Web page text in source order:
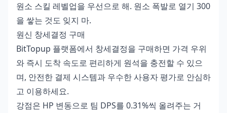
원소 스킬 레벨업을 우선으로 해. 원소 폭발로 열기 300
을 쌓는 것도 잊지 마.
원신 창세결정 구매
BitTopup 플랫폼에서 창세결정을 구매하면 가격 우위
와 즉시 도착 속도로 편리하게 원석을 충전할 수 있으
며, 안전한 결제 시스템과 우수한 사용자 평가로 안심하
고 이용하세요.
강점은 HP 변동으로 팀 DPS를 0.31%씩 올려주는 거